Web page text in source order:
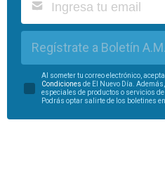
Regístrate a Boletín A.M.
Al someter tu correo electrónico,
Condiciones de El Nuevo Día.
especiales de productos o servicios
Podrás optar salirte de los boletines